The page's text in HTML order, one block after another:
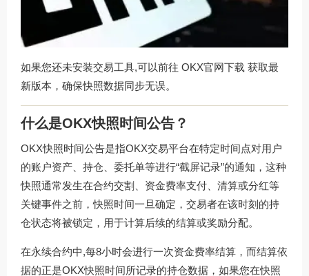
如果您还未安装交易工具,可以前往 OKX官网下载 获取最
新版本，确保快照数据同步无误。
什么是OKX快照时间公告？
OKX快照时间公告是指OKX交易平台在特定时间点对用户
的账户资产、持仓、委托单等进行“截屏记录”的通知，这种
快照通常发生在合约交割、资金费率支付、清算或分红等
关键事件之前，快照时间一旦确定，交易者在该时刻的持
仓状态将被锁定，用于计算后续的结算或奖励分配。
在永续合约中,每8小时会进行一次资金费率结算，而结算依
据的正是OKX快照时间所记录的持仓数据，如果您在快照